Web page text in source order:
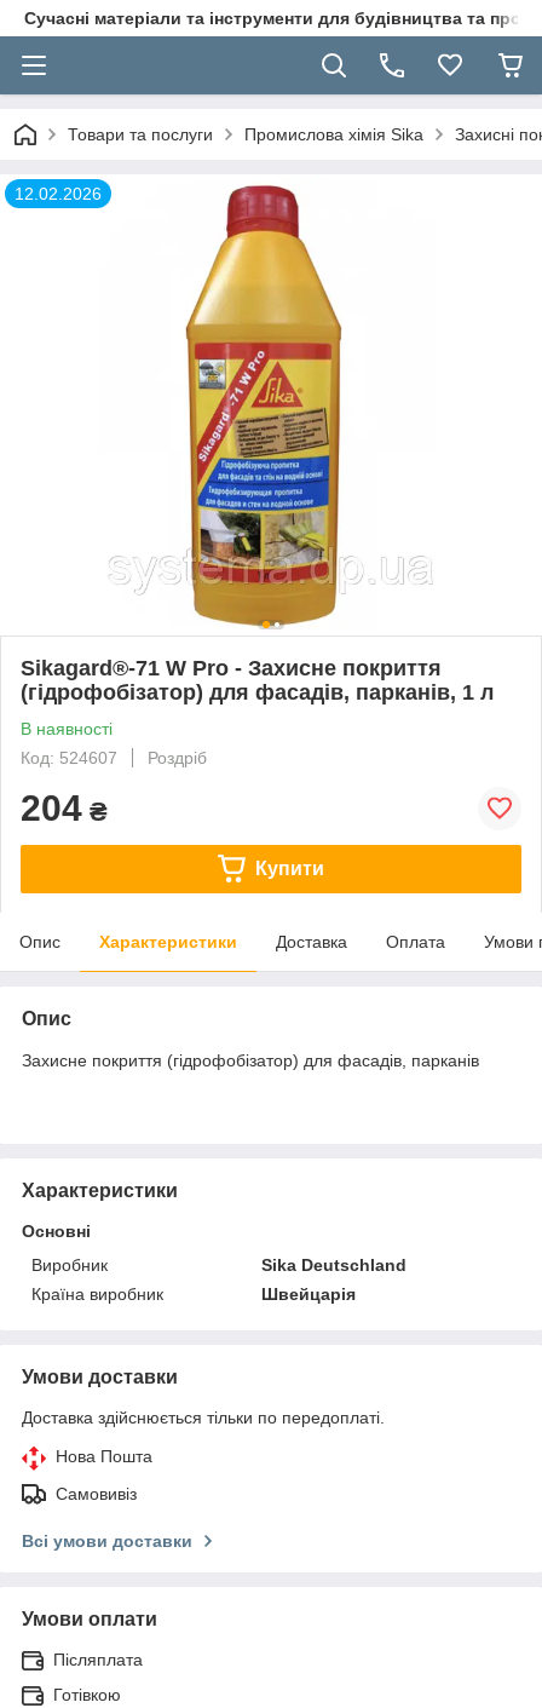
Сучасні матеріали та інструменти для будівництва та
Товари та послуги Промислова хімія Sika Захисні
12.02.2026
Sikagard®-71 W Pro - Захисне покриття
(гідрофобізатор) для фасадів, парканів, 1 л
В наявності
Код: 524607
Роздріб
204 ₴
Купити
Опис Характеристики Доставка Оплата Умови
Опис
Захисне покриття (гідрофобізатор) для фасадів, парканів
Характеристики
Основні
Виробник
Sika Deutschland
Країна виробник
Швейцарія
Умови доставки
Доставка здійснюється тільки по передоплаті.
Нова Пошта
Самовивіз
Всі умови доставки
Умови оплати
Післяплата
Готівкою